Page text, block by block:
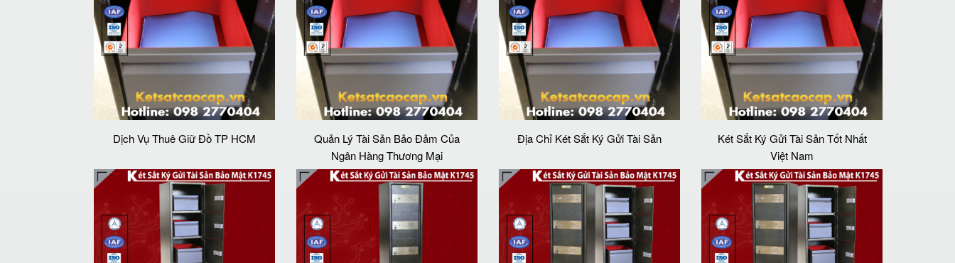
Dịch Vụ Thuê Giữ Đồ TP HCM
Quản Lý Tài Sản Bảo Đảm Của
Ngân Hàng Thương Mại
Địa Chỉ Két Sắt Ký Gửi Tài Sản
Két Sắt Ký Gửi Tài Sản Tốt Nhất
Việt Nam